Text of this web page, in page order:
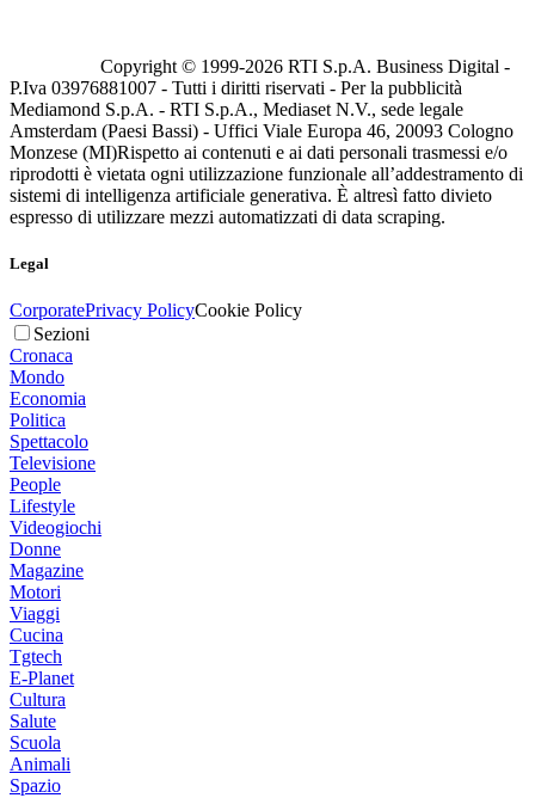
Copyright © 1999-2026 RTI S.p.A. Business Digital -
P.Iva 03976881007 - Tutti i diritti riservati - Per la pubblicità
Mediamond S.p.A. - RTI S.p.A., Mediaset N.V., sede legale
Amsterdam (Paesi Bassi) - Uffici Viale Europa 46, 20093 Cologno
Monzese (MI)Rispetto ai contenuti e ai dati personali trasmessi e/o
riprodotti è vietata ogni utilizzazione funzionale all’addestramento di
sistemi di intelligenza artificiale generativa. È altresì fatto divieto
espresso di utilizzare mezzi automatizzati di data scraping.
Legal
CorporatePrivacy PolicyCookie Policy
Sezioni
Cronaca
Mondo
Economia
Politica
Spettacolo
Televisione
People
Lifestyle
Videogiochi
Donne
Magazine
Motori
Viaggi
Cucina
Tgtech
E-Planet
Cultura
Salute
Scuola
Animali
Spazio